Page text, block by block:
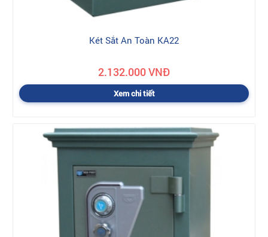
Két Sắt An Toàn KA22
2.132.000 VNĐ
Xem chi tiết